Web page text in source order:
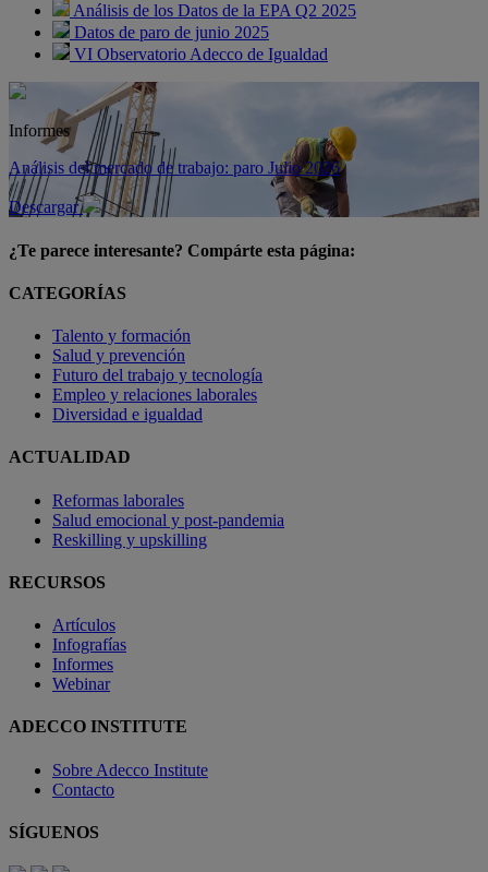
Análisis de los Datos de la EPA Q2 2025
Datos de paro de junio 2025
VI Observatorio Adecco de Igualdad
Informes
Análisis del mercado de trabajo: paro Julio 2026
Descargar
¿Te parece interesante? Compárte esta página:
CATEGORÍAS
Talento y formación
Salud y prevención
Futuro del trabajo y tecnología
Empleo y relaciones laborales
Diversidad e igualdad
ACTUALIDAD
Reformas laborales
Salud emocional y post-pandemia
Reskilling y upskilling
RECURSOS
Artículos
Infografías
Informes
Webinar
ADECCO INSTITUTE
Sobre Adecco Institute
Contacto
SÍGUENOS